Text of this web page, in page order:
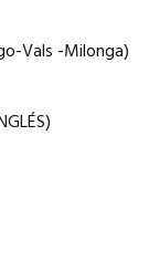
Vals -Milonga)